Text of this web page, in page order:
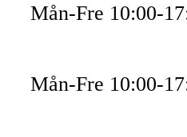
Mån-Fre 10:00-
Mån-Fre 10:00-